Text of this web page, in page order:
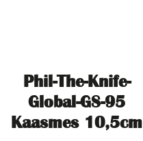
Phil-The-Knife-
Global-GS-95
Kaasmes 10,5cm